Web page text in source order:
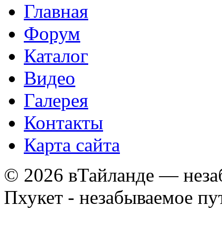
Главная
Форум
Каталог
Видео
Галерея
Контакты
Карта сайта
© 2026 вТайланде —
Пхукет - незабываемое